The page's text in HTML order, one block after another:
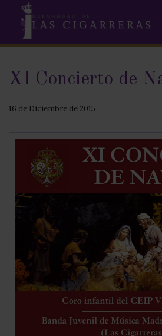
XI Concierto de
16 de Diciembre de 2015